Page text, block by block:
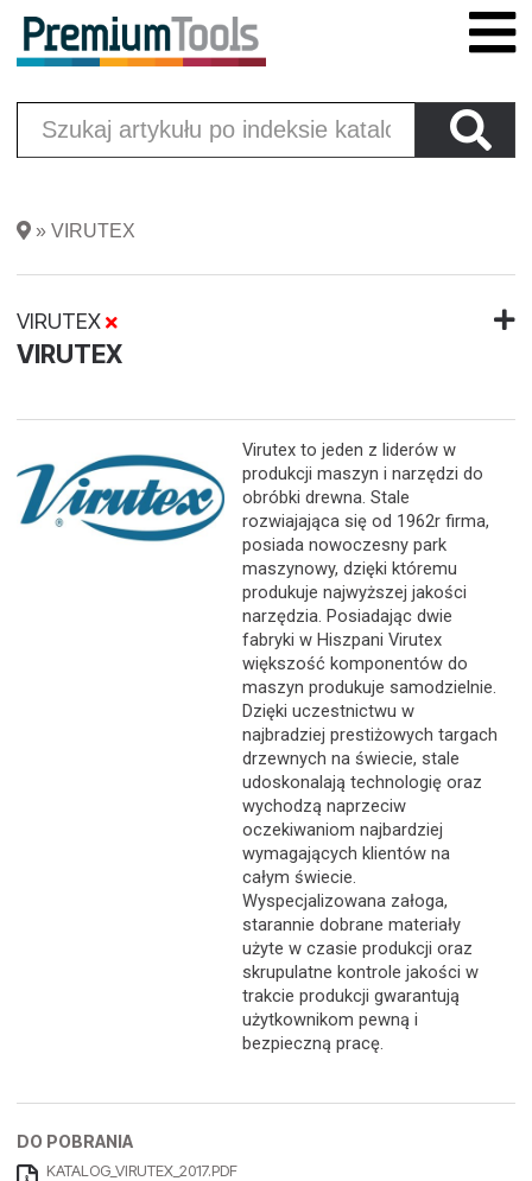
» VIRUTEX
VIRUTEX
VIRUTEX
Virutex to jeden z liderów w
produkcji maszyn i narzędzi do
obróbki drewna. Stale
rozwiajająca się od 1962r firma,
posiada nowoczesny park
maszynowy, dzięki któremu
produkuje najwyższej jakości
narzędzia. Posiadając dwie
fabryki w Hiszpani Virutex
większość komponentów do
maszyn produkuje samodzielnie.
Dzięki uczestnictwu w
najbradziej prestiżowych targach
drzewnych na świecie, stale
udoskonalają technologię oraz
wychodzą naprzeciw
oczekiwaniom najbardziej
wymagających klientów na
całym świecie.
Wyspecjalizowana załoga,
starannie dobrane materiały
użyte w czasie produkcji oraz
skrupulatne kontrole jakości w
trakcie produkcji gwarantują
użytkownikom pewną i
bezpieczną pracę.
DO POBRANIA
KATALOG_VIRUTEX_2017.PDF